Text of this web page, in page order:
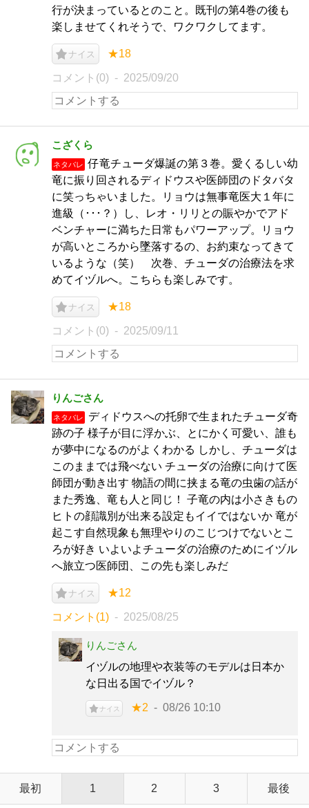
行が決まっているとのこと。既刊の第4巻の後も
楽しませてくれそうで、ワクワクしてます。
ナイス ★18
コメント(0) 2025/09/20
こざくら
ネタバレ
仔竜チューダ爆誕の第３巻。愛くるしい幼
竜に振り回されるディドウスや医師団のドタバタ
に笑っちゃいました。リョウは無事竜医大１年に
進級（･･･？）し、レオ・リリとの賑やかでアド
ベンチャーに満ちた日常もパワーアップ。リョウ
が高いところから墜落するの、お約束なってきて
いるような（笑） 次巻、チューダの治療法を求
めてイヅルへ。こちらも楽しみです。
ナイス ★18
コメント(0) 2025/09/11
りんごさん
ネタバレ
ディドウスへの托卵で生まれたチューダ奇
跡の子 様子が目に浮かぶ、とにかく可愛い、誰も
が夢中になるのがよくわかる しかし、チューダは
このままでは飛べない チューダの治療に向けて医
師団が動き出す 物語の間に挟まる竜の虫歯の話が
また秀逸、竜も人と同じ！ 子竜の内は小さきもの
ヒトの顔識別が出来る設定もイイではないか 竜が
起こす自然現象も無理やりのこじつけでないとこ
ろが好き いよいよチューダの治療のためにイヅル
へ旅立つ医師団、この先も楽しみだ
ナイス ★12
コメント(1) 2025/08/25
りんごさん
イヅルの地理や衣装等のモデルは日本か
な日出る国でイヅル？
ナイス ★2 08/26 10:10
最初 1 2 3 最後